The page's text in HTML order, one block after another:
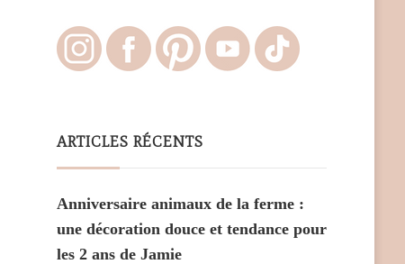
ARTICLES RÉCENTS
Anniversaire animaux de la ferme :
une décoration douce et tendance pour
les 2 ans de Jamie